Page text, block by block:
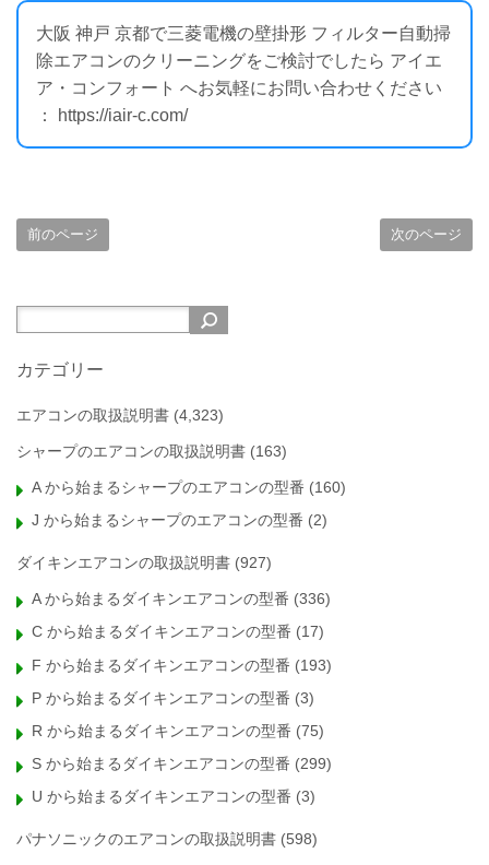
大阪 神戸 京都で三菱電機の壁掛形 フィルター自動掃
除エアコンのクリーニングをご検討でしたら アイエ
ア・コンフォート へお気軽にお問い合わせください
： https://iair-c.com/
前のページ 次のページ
カテゴリー
エアコンの取扱説明書 (4,323)
シャープのエアコンの取扱説明書 (163)
A から始まるシャープのエアコンの型番 (160)
J から始まるシャープのエアコンの型番 (2)
ダイキンエアコンの取扱説明書 (927)
A から始まるダイキンエアコンの型番 (336)
C から始まるダイキンエアコンの型番 (17)
F から始まるダイキンエアコンの型番 (193)
P から始まるダイキンエアコンの型番 (3)
R から始まるダイキンエアコンの型番 (75)
S から始まるダイキンエアコンの型番 (299)
U から始まるダイキンエアコンの型番 (3)
パナソニックのエアコンの取扱説明書 (598)